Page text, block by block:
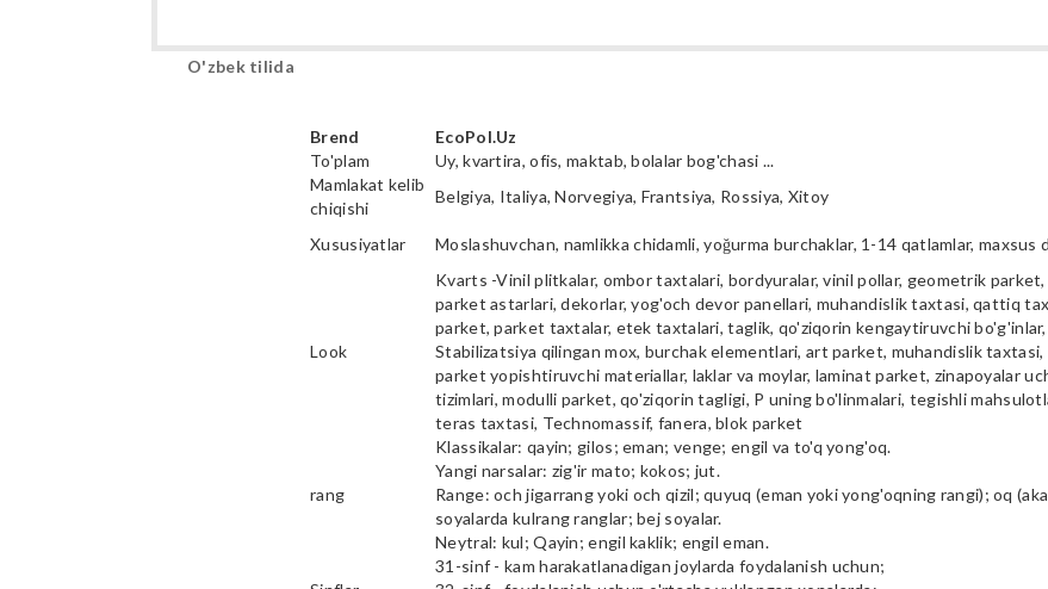
O'zbek tilida
Brend EcoPol.Uz
To'plam
Uy, kvartira, ofis, maktab, bolalar bog'chasi ...
Mamlakat kelib
chiqishi
Belgiya, Italiya, Norvegiya, Frantsiya, Rossiya, Xitoy
Xususiyatlar
Moslashuvchan, namlikka chidamli, yoğurma burchaklar, 1-14 qatlamlar, maxsus
Look
Kvarts -Vinil plitkalar, ombor taxtalari, bordyuralar, vinil pollar, geometrik
parket astarlari, dekorlar, yog'och devor panellari, muhandislik taxtasi, qattiq
parket, parket taxtalar, etek taxtalari, taglik, qo'ziqorin kengaytiruvchi bo'g'inlar,
Stabilizatsiya qilingan mox, burchak elementlari, art parket, muhandislik
parket yopishtiruvchi materiallar, laklar va moylar, laminat parket, zinapoyalar
tizimlari, modulli parket, qo'ziqorin tagligi, P uning bo'linmalari, tegishli
teras taxtasi, Technomassif, fanera, blok parket
rang
Klassikalar: qayin; gilos; eman; venge; engil va to'q yong'oq.
Yangi narsalar: zig'ir mato; kokos; jut.
Range: och jigarrang yoki och qizil; quyuq (eman yoki yong'oqning rangi); oq
soyalarda kulrang ranglar; bej soyalar.
Neytral: kul; Qayin; engil kaklik; engil eman.
31-sinf - kam harakatlanadigan joylarda foydalanish uchun;